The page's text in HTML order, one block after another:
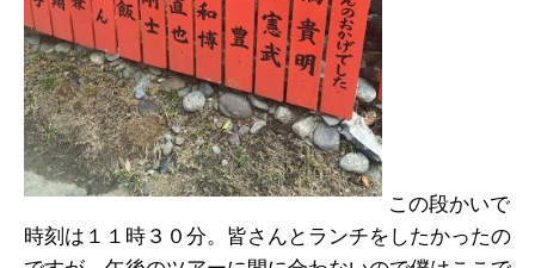
この段かいで
時刻は１１時３０分。皆さんとランチをしたかったの